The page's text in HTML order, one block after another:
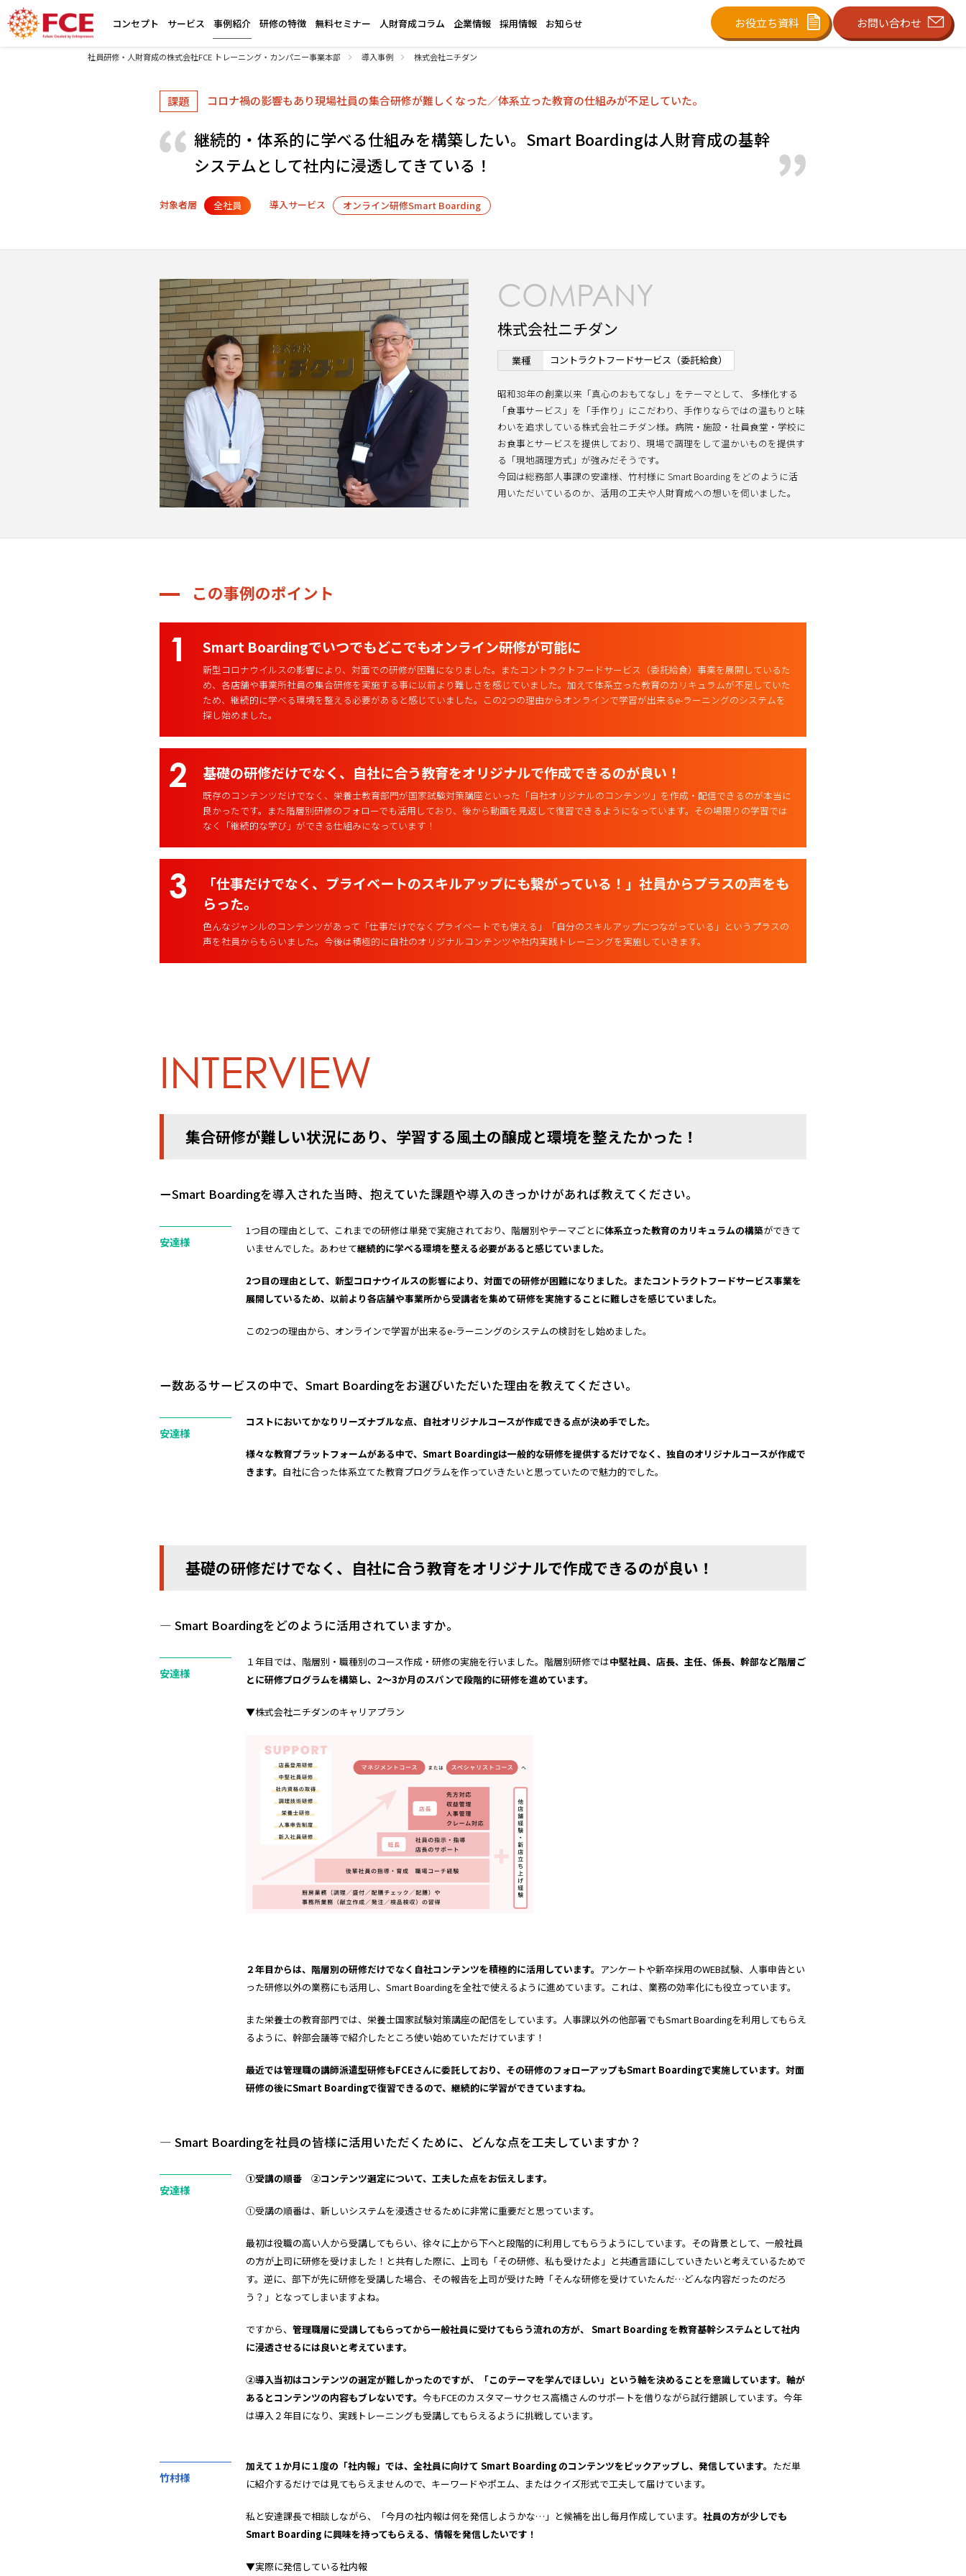
コンセプト サービス 事例紹介 研修の特徴 無料セミナー 人財育成コラム 企業情報 採用情報 お知らせ お役立ち資料 お問い合わせ
社員研修・人財育成の株式会社FCE トレーニング・カンパニー事業本部 導入事例 株式会社ニチダン
課題 コロナ禍の影響もあり現場社員の集合研修が難しくなった／体系立った教育の仕組みが不足していた。
継続的・体系的に学べる仕組みを構築したい。Smart Boardingは人財育成の基幹
システムとして社内に浸透してきている！
対象者層 全社員 導入サービス オンライン研修Smart Boarding
COMPANY
株式会社ニチダン
業種 コントラクトフードサービス（委託給食）
昭和38年の創業以来「真心のおもてなし」をテーマとして、 多様化する
「食事サービス」を「手作り」にこだわり、手作りならではの温もりと味
わいを追求している株式会社ニチダン様。病院・施設・社員食堂・学校に
お食事とサービスを提供しており、現場で調理をして温かいものを提供す
る「現地調理方式」が強みだそうです。
今回は総務部人事課の安達様、竹村様に Smart Boarding をどのように活
用いただいているのか、活用の工夫や人財育成への想いを伺いました。
この事例のポイント
Smart Boardingでいつでもどこでもオンライン研修が可能に
新型コロナウイルスの影響により、対面での研修が困難になりました。またコントラクトフードサービス（委託給食）事業を展開しているた
め、各店舗や事業所社員の集合研修を実施する事に以前より難しさを感じていました。加えて体系立った教育のカリキュラムが不足していた
ため、継続的に学べる環境を整える必要があると感じていました。この2つの理由からオンラインで学習が出来るe-ラーニングのシステムを
探し始めました。
基礎の研修だけでなく、自社に合う教育をオリジナルで作成できるのが良い！
既存のコンテンツだけでなく、栄養士教育部門が国家試験対策講座といった「自社オリジナルのコンテンツ」を作成・配信できるのが本当に
良かったです。また階層別研修のフォローでも活用しており、後から動画を見返して復習できるようになっています。その場限りの学習では
なく「継続的な学び」ができる仕組みになっています！
「仕事だけでなく、プライベートのスキルアップにも繋がっている！」社員からプラスの声をも
らった。
色んなジャンルのコンテンツがあって「仕事だけでなくプライベートでも使える」「自分のスキルアップにつながっている」というプラスの
声を社員からもらいました。今後は積極的に自社のオリジナルコンテンツや社内実践トレーニングを実施していきます。
INTERVIEW
集合研修が難しい状況にあり、学習する風土の醸成と環境を整えたかった！
ーSmart Boardingを導入された当時、抱えていた課題や導入のきっかけがあれば教えてください。
安達様
1つ目の理由として、これまでの研修は単発で実施されており、階層別やテーマごとに体系立った教育のカリキュラムの構築ができて
いませんでした。あわせて継続的に学べる環境を整える必要があると感じていました。
2つ目の理由として、新型コロナウイルスの影響により、対面での研修が困難になりました。またコントラクトフードサービス事業を
展開しているため、以前より各店舗や事業所から受講者を集めて研修を実施することに難しさを感じていました。
この2つの理由から、オンラインで学習が出来るe-ラーニングのシステムの検討をし始めました。
ー数あるサービスの中で、Smart Boardingをお選びいただいた理由を教えてください。
安達様
コストにおいてかなりリーズナブルな点、自社オリジナルコースが作成できる点が決め手でした。
様々な教育プラットフォームがある中で、 Smart Boardingは一般的な研修を提供するだけでなく、独自のオリジナルコースが作成で
きます。 自社に合った体系立てた教育プログラムを作っていきたいと思っていたので魅力的でした。
基礎の研修だけでなく、自社に合う教育をオリジナルで作成できるのが良い！
― Smart Boardingをどのように活用されていますか。
安達様
１年目では、階層別・職種別のコース作成・研修の実施を行いました。階層別研修では中堅社員、店長、主任、係長、幹部など階層ご
とに研修プログラムを構築し、 2〜3か月のスパンで段階的に研修を進めています。
▼株式会社ニチダンのキャリアプラン
２年目からは、階層別の研修だけでなく自社コンテンツを積極的に活用しています。 アンケートや新卒採用のWEB試験、人事申告とい
った研修以外の業務にも活用し、Smart Boardingを全社で使えるように進めています。これは、業務の効率化にも役立っています。
また栄養士の教育部門では、栄養士国家試験対策講座の配信をしています。人事課以外の他部署でもSmart Boardingを利用してもらえ
るように、幹部会議等で紹介したところ使い始めていただけています！
最近では管理職の講師派遣型研修もFCEさんに委託しており、その研修のフォローアップもSmart Boardingで実施しています。対面
研修の後にSmart Boardingで復習できるので、継続的に学習ができていますね。
― Smart Boardingを社員の皆様に活用いただくために、どんな点を工夫していますか？
安達様
①受講の順番 ②コンテンツ選定について、工夫した点をお伝えします。
①受講の順番は、新しいシステムを浸透させるために非常に重要だと思っています。
最初は役職の高い人から受講してもらい、徐々に上から下へと段階的に利用してもらうようにしています。その背景として、一般社員
の方が上司に研修を受けました！と共有した際に、上司も「その研修、私も受けたよ」と共通言語にしていきたいと考えているためで
す。逆に、部下が先に研修を受講した場合、その報告を上司が受けた時「そんな研修を受けていたんだ…どんな内容だったのだろ
う？」となってしまいますよね。
ですから、 管理職層に受講してもらってから一般社員に受けてもらう流れの方が、 Smart Boardingを教育基幹システムとして社内
に浸透させるには良いと考えています。
②導入当初はコンテンツの選定が難しかったのですが、「このテーマを学んでほしい」という軸を決めることを意識しています。軸が
あるとコンテンツの内容もブレないです。 今もFCEのカスタマーサクセス高橋さんのサポートを借りながら試行錯誤しています。今年
は導入２年目になり、実践トレーニングも受講してもらえるように挑戦しています。
竹村様
加えて１か月に１度の「社内報」では、全社員に向けて Smart Boarding のコンテンツをピックアップし、発信しています。 ただ単
に紹介するだけでは見てもらえませんので、キーワードやポエム、またはクイズ形式で工夫して届けています。
私と安達課長で相談しながら、「今月の社内報は何を発信しようかな…」と候補を出し毎月作成しています。 社員の方が少しでも
Smart Boarding に興味を持ってもらえる、情報を発信したいです！
▼実際に発信している社内報